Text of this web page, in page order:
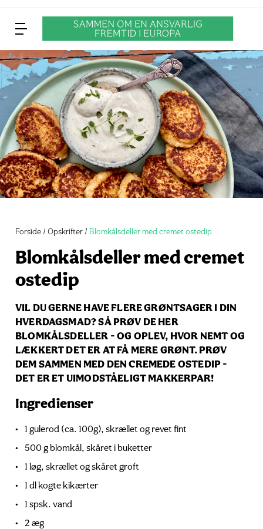
Forside Opskrifter Blomkålsdeller med cremet ostedip
Blomkålsdeller med cremet
ostedip
VIL DU GERNE HAVE FLERE GRØNTSAGER I DIN
HVERDAGSMAD? SÅ PRØV DE HER
BLOMKÅLSDELLER - OG OPLEV, HVOR NEMT OG
LÆKKERT DET ER AT FÅ MERE GRØNT. PRØV
DEM SAMMEN MED DEN CREMEDE OSTEDIP -
DET ER ET UIMODSTÅELIGT MAKKERPAR!
Ingredienser
1 gulerod (ca. 100g), skrællet og revet fint
500 g blomkål, skåret i buketter
1 løg, skrællet og skåret groft
1 dl kogte kikærter
1 spsk. vand
2 æg